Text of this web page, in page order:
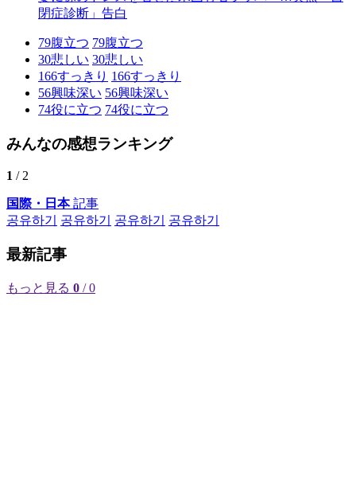
閉症診断」告白
79腹立つ 79腹立つ
30悲しい 30悲しい
166すっきり 166すっきり
56興味深い 56興味深い
74役に立つ 74役に立つ
みんなの感想ランキング
1 / 2
国際・日本記事
공유하기
공유하기 공유하기 공유하기
最新記事
もっと見る 0 / 0